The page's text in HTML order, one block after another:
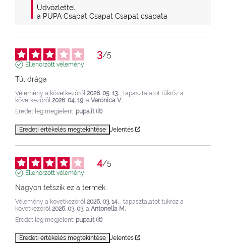
Üdvözlettel,
a PUPA Csapat Csapat Csapat csapata
3/5
Ellenőrzött vélemény
Túl drága
Vélemény a következőről 2026. 05. 13. , tapasztalatot tükröz a
következőről 2026. 04. 19. a Veronica V.
Eredetileg megjelent: pupa.it (it)
Eredeti értékelés megtekintése Jelentés
4/5
Ellenőrzött vélemény
Nagyon tetszik ez a termék.
Vélemény a következőről 2026. 03. 14. , tapasztalatot tükröz a
következőről 2026. 03. 03. a Antonella M.
Eredetileg megjelent: pupa.it (it)
Eredeti értékelés megtekintése Jelentés